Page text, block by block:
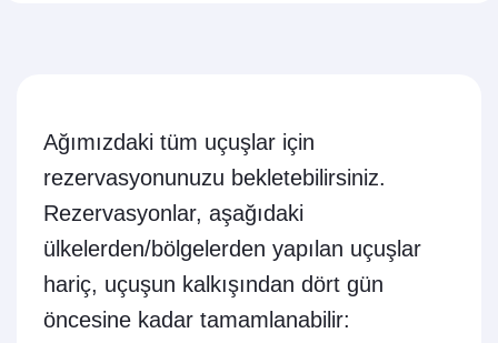
Ağımızdaki tüm uçuşlar için
rezervasyonunuzu bekletebilirsiniz.
Rezervasyonlar, aşağıdaki
ülkelerden/bölgelerden yapılan uçuşlar
hariç, uçuşun kalkışından dört gün
öncesine kadar tamamlanabilir: